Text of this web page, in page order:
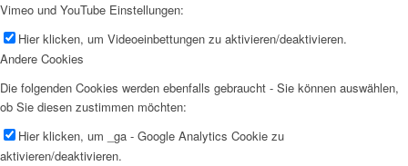
Vimeo und YouTube Einstellungen:
Hier klicken, um Videoeinbettungen zu aktivieren/deaktivieren.
Andere Cookies
Die folgenden Cookies werden ebenfalls gebraucht - Sie können auswählen,
ob Sie diesen zustimmen möchten:
Hier klicken, um _ga - Google Analytics Cookie zu
aktivieren/deaktivieren.